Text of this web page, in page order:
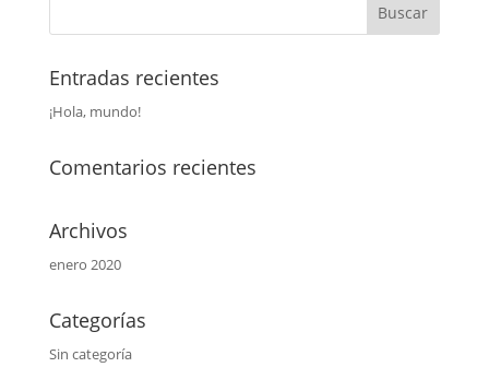
Entradas recientes
¡Hola, mundo!
Comentarios recientes
Archivos
enero 2020
Categorías
Sin categoría